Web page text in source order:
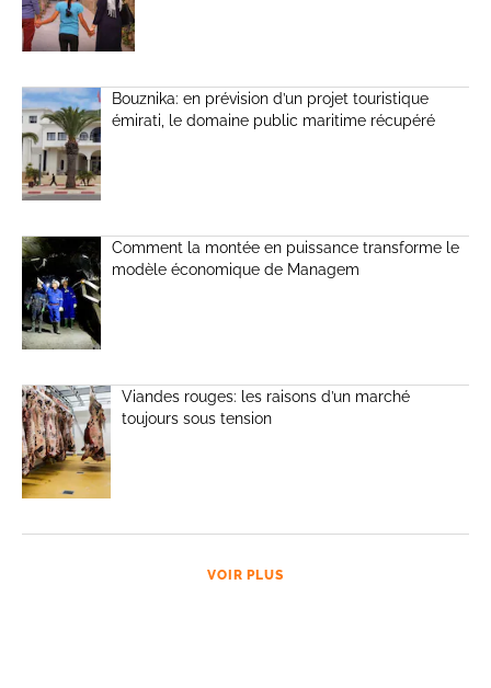
Bouznika: en prévision d’un projet touristique
émirati, le domaine public maritime récupéré
Comment la montée en puissance transforme le
modèle économique de Managem
Viandes rouges: les raisons d’un marché
toujours sous tension
VOIR PLUS